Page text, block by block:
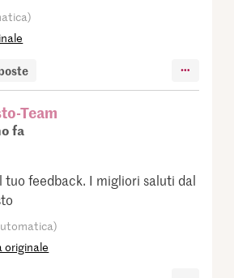
Team
fa
tuo feedback. I migliori saluti dal
originale